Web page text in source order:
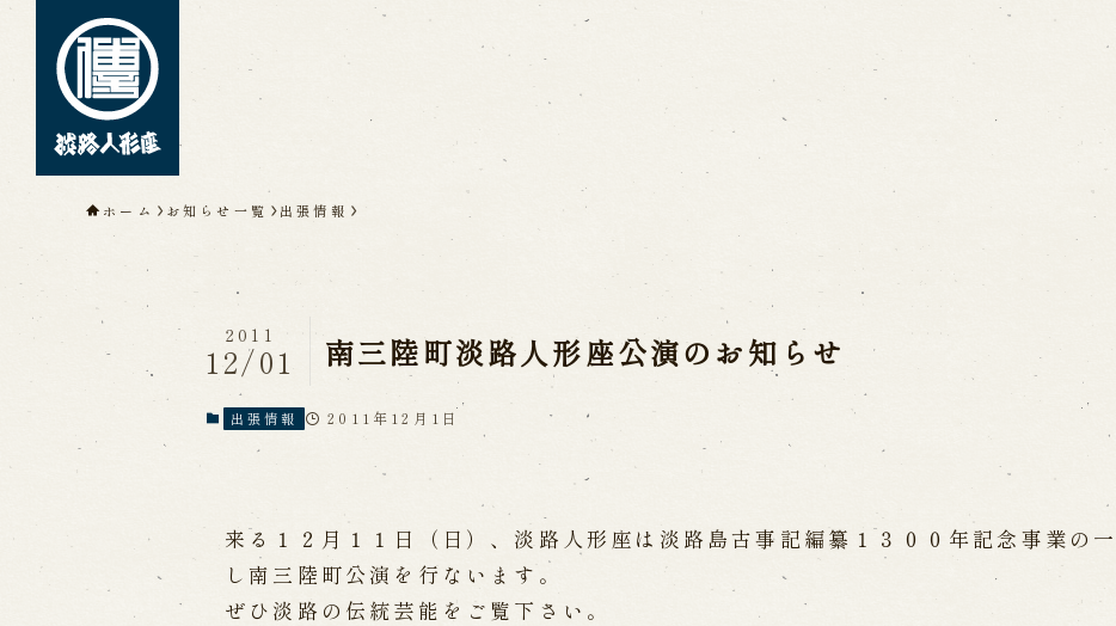
淡路人形座について
人間国宝 故鶴澤友路師匠
淡路人形浄瑠璃を受け継いで
公演情報
近日開催の公演
出張公演
アクセス
よくあるご質問
メールで
お電話でお問い合わせ
予約
WEB予約 メールフォー
ホーム お知らせ一覧 出張情報
南三陸町淡路人形座公演のお知らせ
2011
12/01
出張情報 2011年12月1日
来る１２月１１日（日）、淡路人形座は淡路島古事記編纂１３００年記念事業の
し南三陸町公演を行ないます。
ぜひ淡路の伝統芸能をご覧下さい。